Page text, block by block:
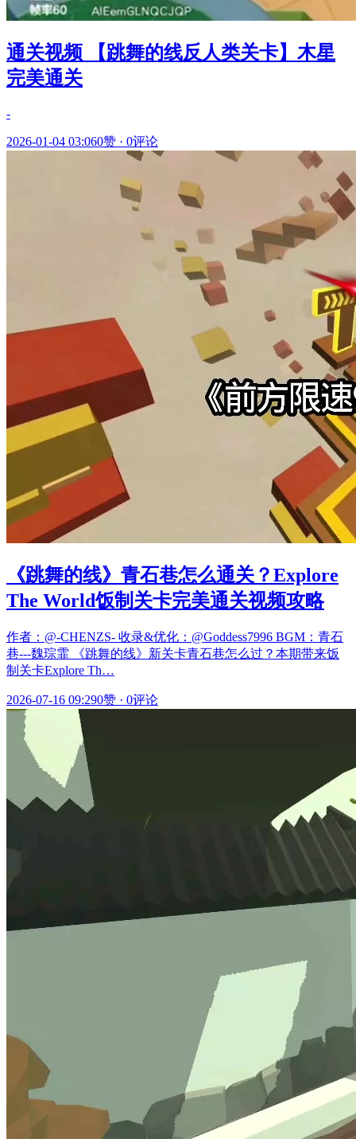
通关视频 【跳舞的线反人类关卡】木星
完美通关
-
2026-01-04 03:060赞 · 0评论
《跳舞的线》青石巷怎么通关？Explore
The World饭制关卡完美通关视频攻略
作者：@-CHENZS- 收录&优化：@Goddess7996 BGM：青石
巷---魏琮霏 《跳舞的线》新关卡青石巷怎么过？本期带来饭
制关卡Explore Th…
2026-07-16 09:290赞 · 0评论